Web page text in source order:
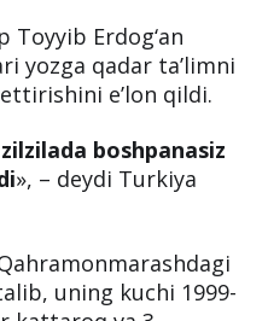
yozga qadar ta’limni
e’lon qildi.
», – deydi Turkiya